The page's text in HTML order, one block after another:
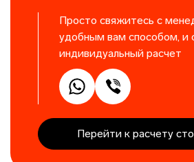
Просто свяжитесь с
удобным вам способом, и
индивидуальный расчет
Перейти к расчету